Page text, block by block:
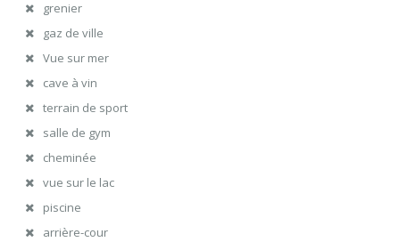
grenier
gaz de ville
Vue sur mer
cave à vin
terrain de sport
salle de gym
cheminée
vue sur le lac
piscine
arrière-cour